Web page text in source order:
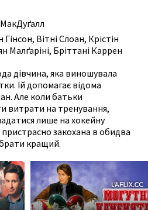
, Вітні Слоан, Крістін
Малґаріні, Бріттані Каррен
дівчина, яка виношувала
Їй допомагає відома
Але коли батьки
витрати на тренування,
лише на хокейну
закохана в обидва
кращий.